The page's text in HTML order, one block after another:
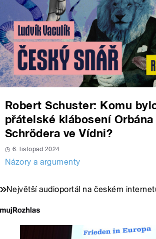
Robert Schuster: Komu
přátelské klábosení Orbána
Schrödera ve Vídni?
6. listopad 2024
Názory a argumenty
Největší audioportál na českém